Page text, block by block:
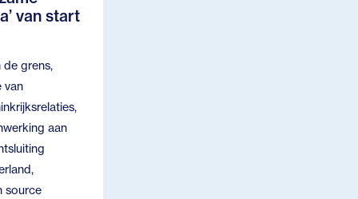
van start
de grens,
van
aan
source